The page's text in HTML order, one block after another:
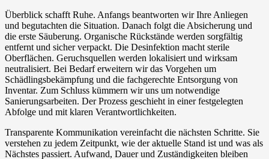
Überblick schafft Ruhe. Anfangs beantworten wir Ihre Anliegen
und begutachten die Situation. Danach folgt die Absicherung und
die erste Säuberung. Organische Rückstände werden sorgfältig
entfernt und sicher verpackt. Die Desinfektion macht sterile
Oberflächen. Geruchsquellen werden lokalisiert und wirksam
neutralisiert. Bei Bedarf erweitern wir das Vorgehen um
Schädlingsbekämpfung und die fachgerechte Entsorgung von
Inventar. Zum Schluss kümmern wir uns um notwendige
Sanierungsarbeiten. Der Prozess geschieht in einer festgelegten
Abfolge und mit klaren Verantwortlichkeiten.
Transparente Kommunikation vereinfacht die nächsten Schritte. Sie
verstehen zu jedem Zeitpunkt, wie der aktuelle Stand ist und was als
Nächstes passiert. Aufwand, Dauer und Zuständigkeiten bleiben